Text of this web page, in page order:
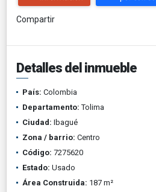
Compartir
Detalles del inmueble
País: Colombia
Departamento: Tolima
Ciudad: Ibagué
Zona / barrio: Centro
Código: 7275620
Estado: Usado
Área Construida: 187 m²